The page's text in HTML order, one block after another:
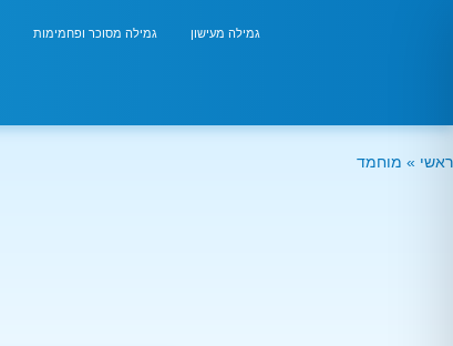
גמילה מעישון גמילה מסוכר ופחמימות
ראשי » מוחמד